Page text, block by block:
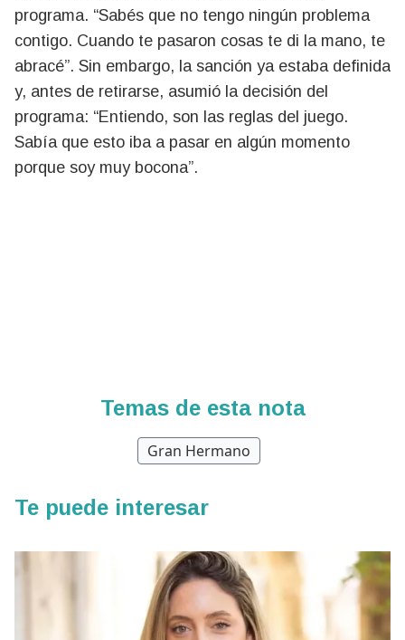
programa. “Sabés que no tengo ningún problema
contigo. Cuando te pasaron cosas te di la mano, te
abracé”. Sin embargo, la sanción ya estaba definida
y, antes de retirarse, asumió la decisión del
programa: “Entiendo, son las reglas del juego.
Sabía que esto iba a pasar en algún momento
porque soy muy bocona”.
Temas de esta nota
Gran Hermano
Te puede interesar